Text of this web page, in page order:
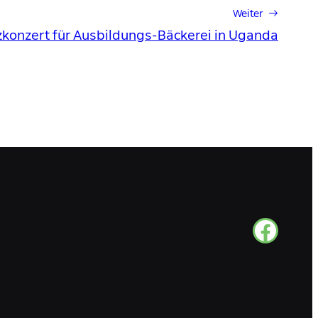
Weiter →
für Ausbildungs-Bäckerei in Uganda
facebook